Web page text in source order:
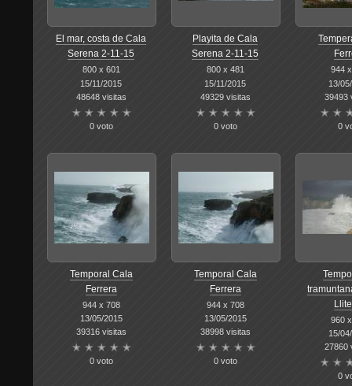
El mar, costa de Cala
Serena 2-11-15
800 x 601
15/11/2015
48648 visitas
0 voto
Playita de Cala
Serena 2-11-15
800 x 481
15/11/2015
49329 visitas
0 voto
944
13/
39493
0
Temporal Cala
Ferrera
944 x 708
13/05/2015
39316 visitas
0 voto
Temporal Cala
Ferrera
944 x 708
13/05/2015
38998 visitas
0 voto
960
15/
27860
0